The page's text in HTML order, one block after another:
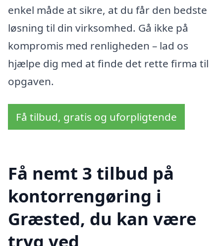
enkel måde at sikre, at du får den bedste
løsning til din virksomhed. Gå ikke på
kompromis med renligheden – lad os
hjælpe dig med at finde det rette firma til
opgaven.
Få tilbud, gratis og uforpligtende
Få nemt 3 tilbud på
kontorrengøring i
Græsted, du kan være
tryg ved